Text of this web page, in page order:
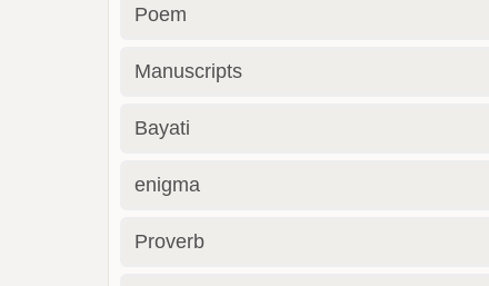
Poem
Manuscripts
Bayati
enigma
Proverb